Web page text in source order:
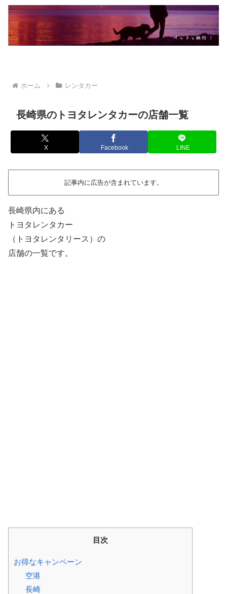
ホーム レンタカー
長崎県のトヨタレンタカーの店舗一覧
X Facebook LINE
記事内に広告が含まれています。
長崎県内にある
トヨタレンタカー
（トヨタレンタリース）の
店舗の一覧です。
目次
お得なキャンペーン
空港
長崎